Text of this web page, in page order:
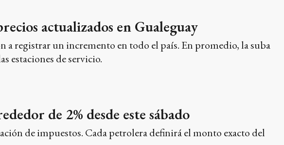
actualizados en Gualeguay
a registrar un incremento en todo el país. En promedio, la suba
estaciones de servicio.
de 2% desde este sábado
de impuestos. Cada petrolera definirá el monto exacto del